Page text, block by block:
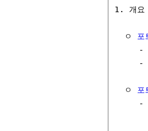
1. 개요
  ㅇ
포
-
-
  ㅇ
포
-